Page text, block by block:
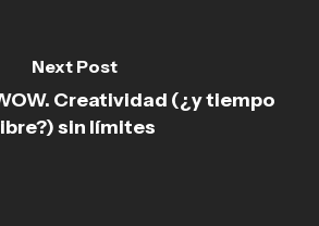
Next Post
Creatividad (¿y tiempo
sin límites